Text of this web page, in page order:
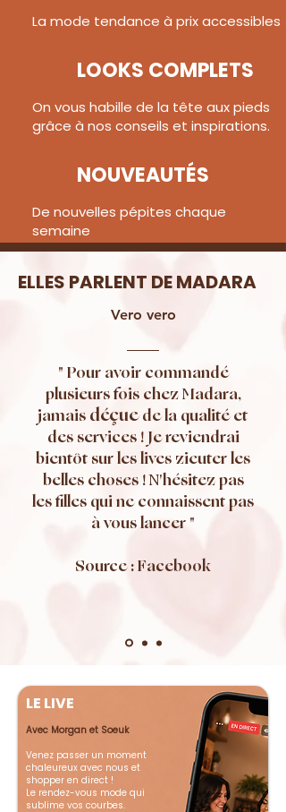
La mode tendance à prix accessibles
LOOKS COMPLETS
On vous habille de la tête aux pieds
grâce à nos conseils et inspirations.
NOUVEAUTÉS
De nouvelles pépites chaque
semaine
ELLES PARLENT DE MADARA
Vero vero
" Pour avoir commandé
plusieurs fois chez Madara,
jamaisdéçuede la qualité et
des services ! Je reviendrai
bientôt sur les lives zieuter les
belles choses ! N'hésitez pas
les filles qui ne connaissent pas
à vous lancer "
Source : Facebook
Avec Morgan et Soeuk
Venez passer un moment
chaleureux avec nous et
shopper en direct !
Le rendez-vous mode qui
sublime vos courbes.
LE LIVE